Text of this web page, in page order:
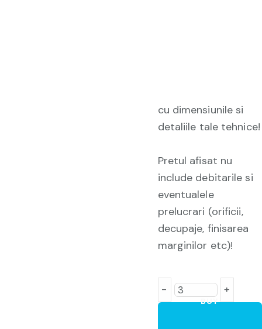
cu dimensiunile si
detaliile tale tehnice!
Pretul afisat nu
include debitarile si
eventualele
prelucrari (orificii,
decupaje, finisarea
marginilor etc)!
- +
BUY